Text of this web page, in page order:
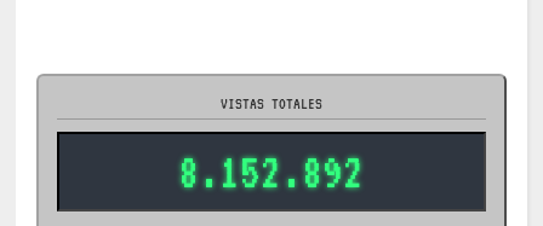
VISTAS TOTALES
8.152.892